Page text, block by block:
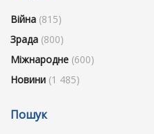
Війна (815)
Зрада (800)
Міжнародне (600)
Новини (1 485)
Пошук